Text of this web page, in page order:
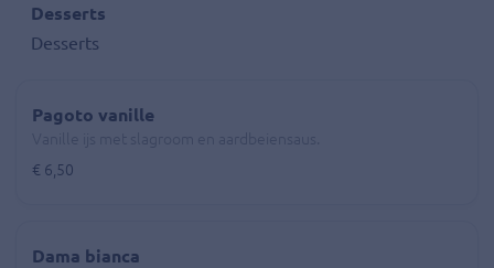
Desserts
Desserts
Pagoto vanille
€ 6,50
Dama bianca